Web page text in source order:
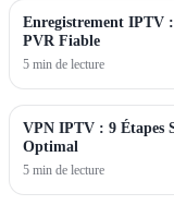
Enregistrement IPTV
PVR Fiable
5 min de lecture
VPN IPTV : 9 Étapes
Optimal
5 min de lecture